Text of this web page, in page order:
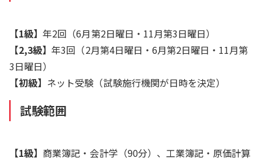
【1級】年2回（6月第2日曜日・11月第3日曜日）
【2,3級】年3回（2月第4日曜日・6月第2日曜日・11月第
3日曜日）
【初級】 ネット受験（試験施行機関が日時を決定）
試験範囲
【1級】 商業簿記・会計学（90分）、工業簿記・原価計算